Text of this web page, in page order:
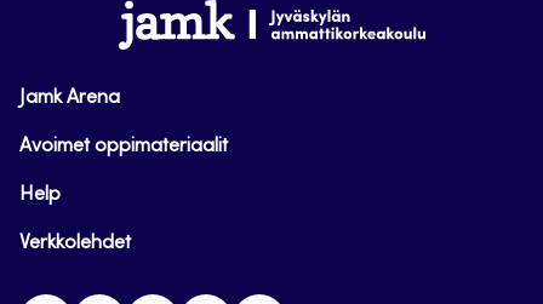
www.jamk.fi
Jamk Arena
Avoimet oppimateriaalit
Help
Verkkolehdet